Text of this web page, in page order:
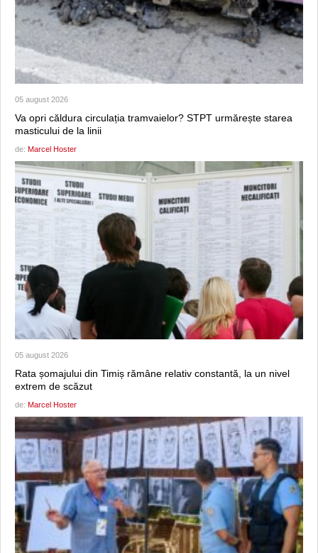
05 august 2026
Va opri căldura circulația tramvaielor? STPT urmărește starea
masticului de la linii
de: Marcel Hoster
05 august 2026
Rata șomajului din Timiș rămâne relativ constantă, la un nivel
extrem de scăzut
de: Marcel Hoster